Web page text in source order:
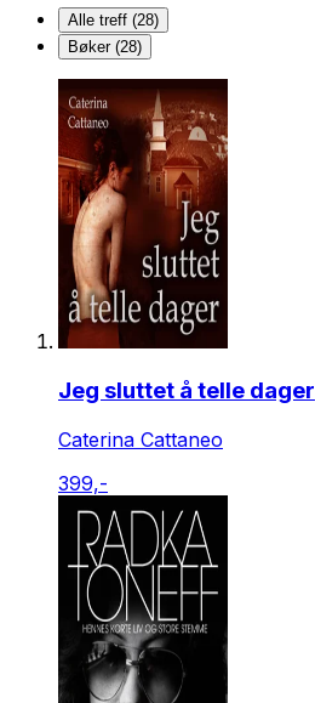
Alle treff (28)
Bøker (28)
Jeg sluttet å telle dager
Caterina Cattaneo
399,-